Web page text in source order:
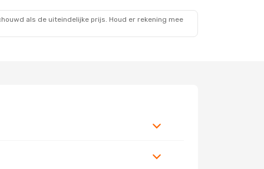
als de uiteindelijke prijs. Houd er rekening mee